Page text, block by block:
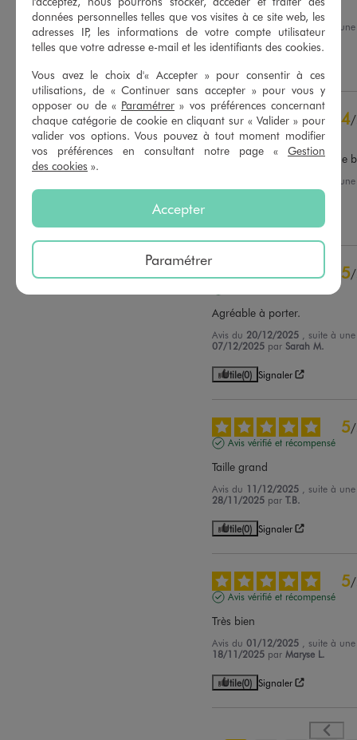
Basé sur 35
avis soumis à un
contrôle
Voir tous les avis sur ce site
5étoiles
22
4étoiles
12
3étoiles
1
2étoiles
0
1étoile 0
Trier les avis
coton
Avis du 17/03/2026
, suite à
03/03/2026 parV.D.
4/
Avis vérifié et récompensé
Dommage qu'il n'y a pas de
, suite à
09/12/2025 parF.B.
5/
Agréable à porter.
Avis du 20/12/2025
, suite à
07/12/2025 par Sarah M.
Utile(0) Signaler
5/
Avis vérifié et récompensé
Taille grand
Avis du 11/12/2025
, suite à
28/11/2025 parT.B.
Utile(0) Signaler
5/
Avis vérifié et récompensé
Très bien
Avis du01/12/2025
, suite à
18/11/2025 parMaryse L.
Utile(0) Signaler
données personnelles telles que vos visites à ce site web, les
adresses IP, les informations de votre compte utilisateur
telles que votre adresse e-mail et les identifiants des cookies.
Vous avez le choix d'« Accepter » pour consentir à ces
utilisations, de « Continuer sans accepter » pour vous y
opposer ou de « Paramétrer » vos préférences concernant
chaque catégorie de cookie en cliquant sur « Valider » pour
valider vos options. Vous pouvez à tout moment modifier
vos préférences en consultant notre page « Gestion
des cookies ».
Accepter
Paramétrer